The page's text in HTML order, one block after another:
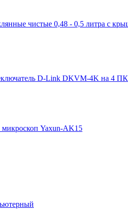
чистые 0,48 - 0,5 литра с
D-Link DKVM-4K на 4 ПК
Yaxun-AK15